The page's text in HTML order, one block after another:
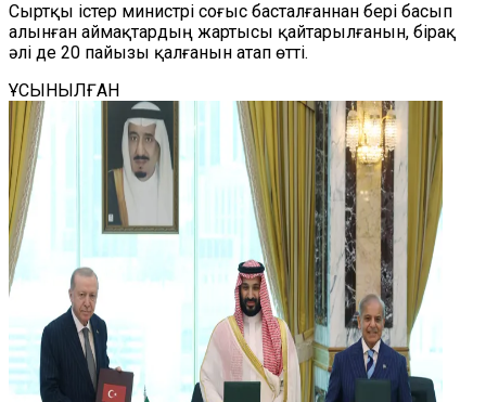
Сыртқы істер министрі соғыс басталғаннан бері басып
алынған аймақтардың жартысы қайтарылғанын, бірақ
әлі де 20 пайызы қалғанын атап өтті.
ҰСЫНЫЛҒАН